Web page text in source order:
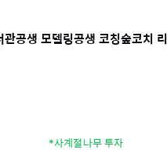
관공생 모델링공생 코칭숲코치
*사계절나무 투자